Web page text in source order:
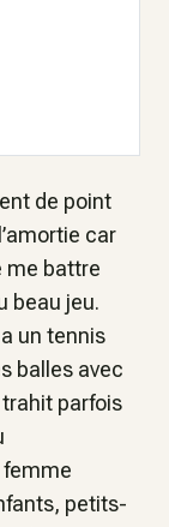
de point
car
me battre
beau jeu.
un tennis
balles avec
trahit parfois
femme
petits-